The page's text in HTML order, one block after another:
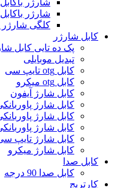
شارژر
شارژر
کلگی شارژر USB
کابل شارژر
پک ده تایی کابل
تبدیل موبایلی
کابل otg تایپ سی
کابل otg میکرو
کابل شارژ آیفون
کابل شارژ
کابل شارژ
کابل شارژ
کابل شارژ تایپ
کابل شارژ میکرو
کابل صدا
کابل صدا 90 درجه
کارتریج